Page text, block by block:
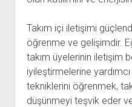
Takım içi iletişimi
öğrenme ve gelişimdir.
takım üyelerinin iletişim
iyileştirmelerine
tekniklerini öğrenmek,
düşünmeyi teşvik eder